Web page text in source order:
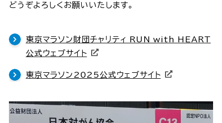
どうぞよろしくお願いいたします。​
東京マラソン財団チャリティ RUN with HEART
公式ウェブサイト​
東京マラソン2025公式ウェブサイト​